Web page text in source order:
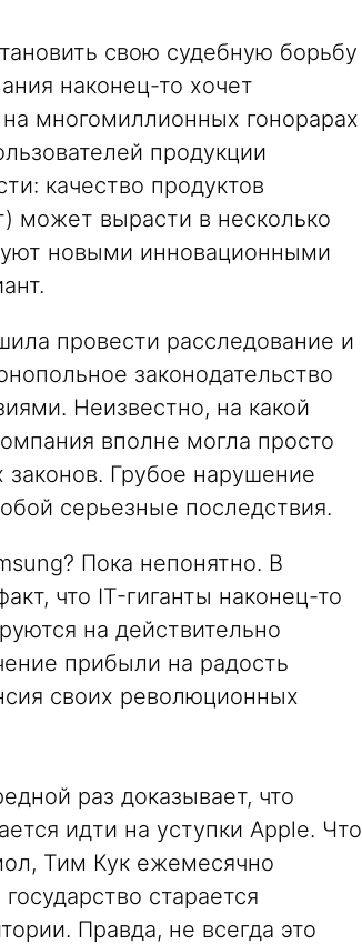
свою судебную борьбу
наконец-то хочет
многомиллионных гонорарах
продукции
качество продуктов
может вырасти в несколько
новыми инновационными
провести расследование и
законодательство
Неизвестно, на какой
вполне могла просто
законов. Грубое нарушение
серьезные последствия.
Пока непонятно. В
что IT-гиганты наконец-то
на действительно
прибыли на радость
своих революционных
раз доказывает, что
идти на уступки Apple. Что
Тим Кук ежемесячно
старается
Правда, не всегда это